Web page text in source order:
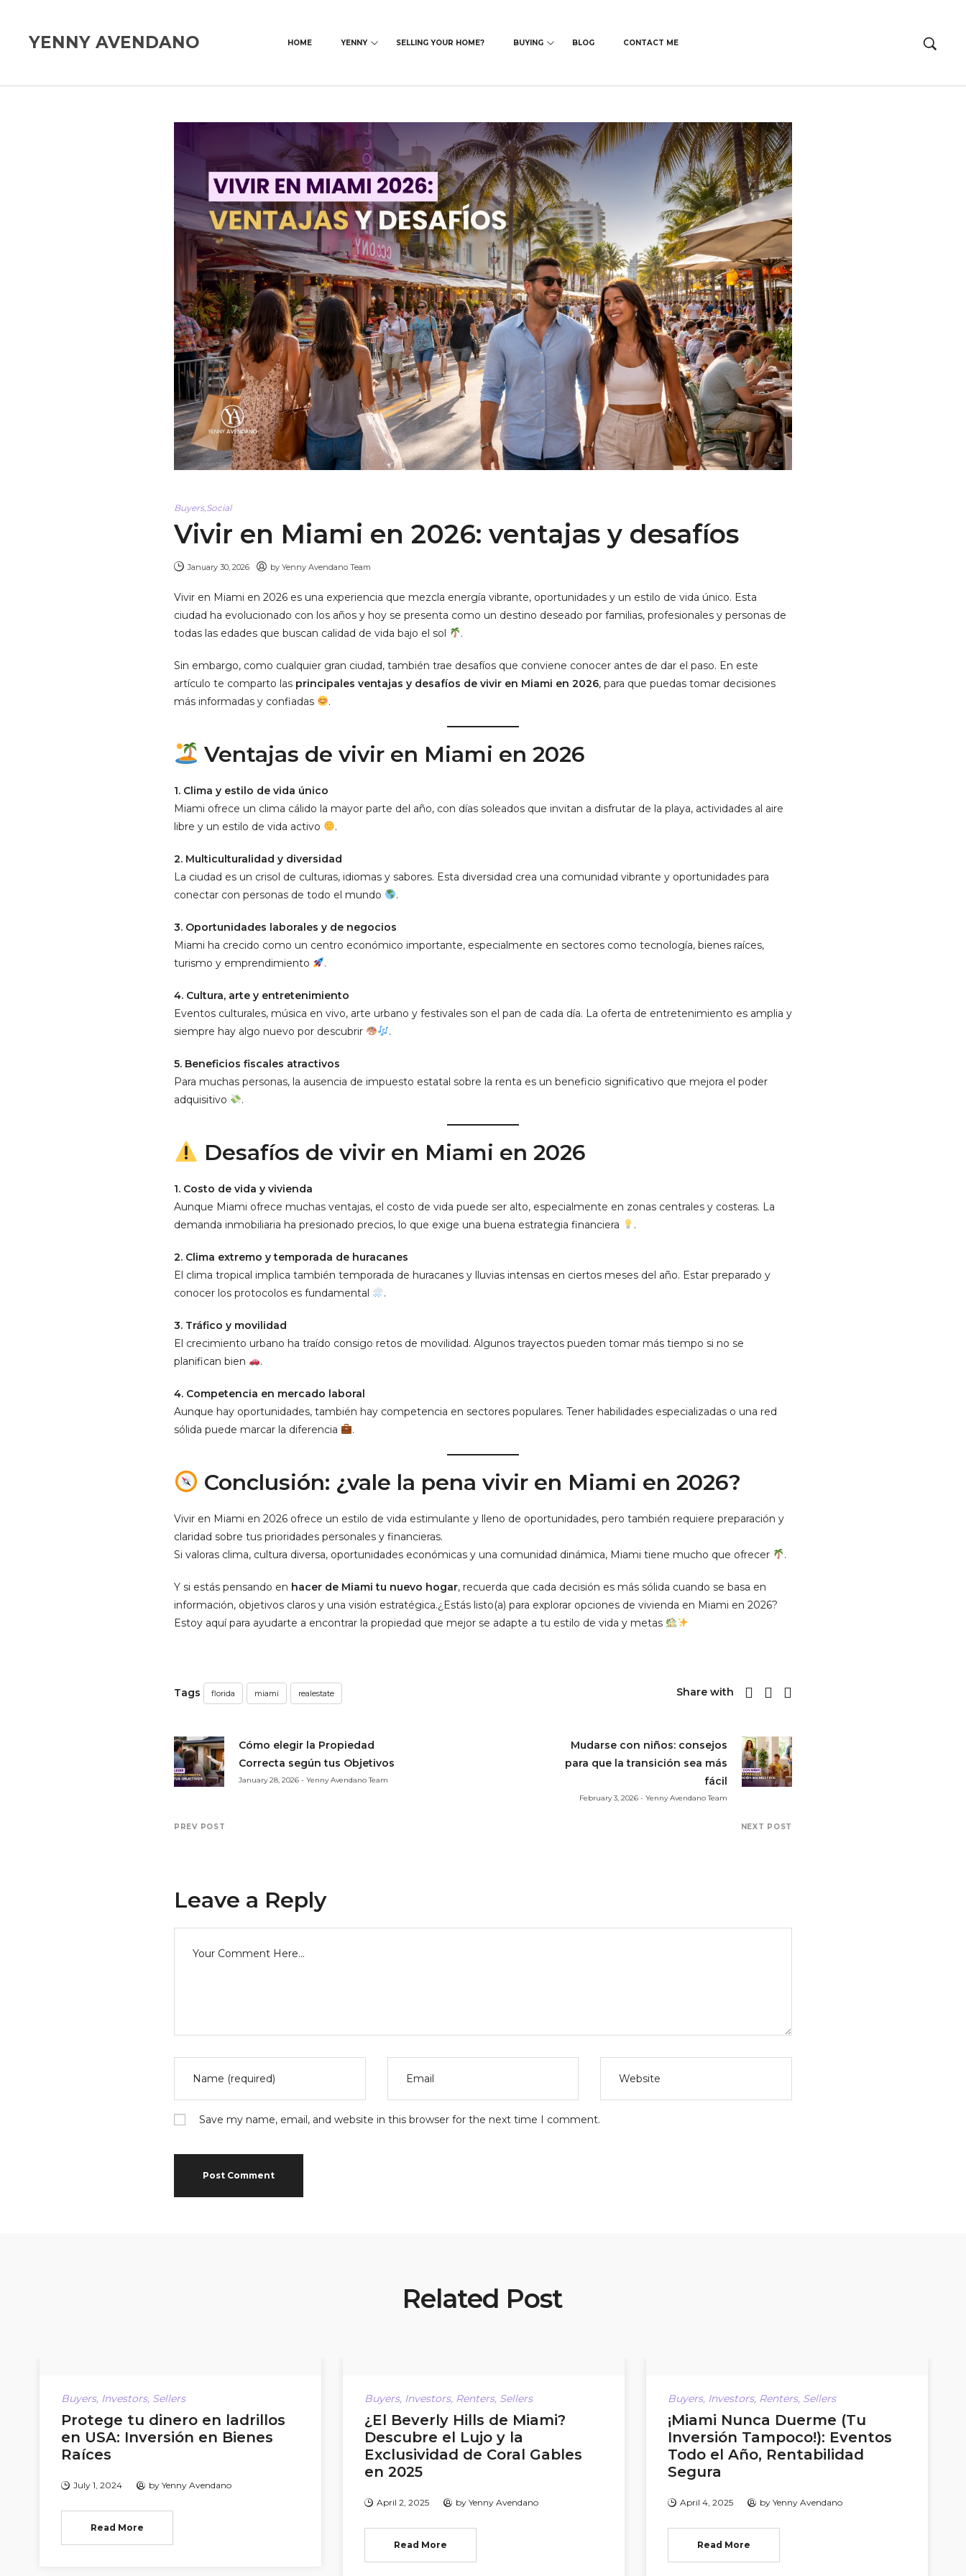
YENNY AVENDANO HOME YENNY SELLING YOUR HOME? BUYING BLOG CONTACT ME
Buyers, Social
Vivir en Miami en 2026: ventajas y desafíos
January 30, 2026 by Yenny Avendano Team
Vivir en Miami en 2026 es una experiencia que mezcla energía vibrante, oportunidades y un estilo de vida único. Esta
ciudad ha evolucionado con los años y hoy se presenta como un destino deseado por familias, profesionales y personas de
todas las edades que buscan calidad de vida bajo el sol
.
Sin embargo, como cualquier gran ciudad, también trae desafíos que conviene conocer antes de dar el paso. En este
artículo te comparto las principales ventajas y desafíos de vivir en Miami en 2026, para que puedas tomar decisiones
más informadas y confiadas
.
Ventajas de vivir en Miami en 2026
1. Clima y estilo de vida único
Miami ofrece un clima cálido la mayor parte del año, con días soleados que invitan a disfrutar de la playa, actividades al aire
libre y un estilo de vida activo
.
2. Multiculturalidad y diversidad
La ciudad es un crisol de culturas, idiomas y sabores. Esta diversidad crea una comunidad vibrante y oportunidades para
conectar con personas de todo el mundo
.
3. Oportunidades laborales y de negocios
Miami ha crecido como un centro económico importante, especialmente en sectores como tecnología, bienes raíces,
turismo y emprendimiento
.
4. Cultura, arte y entretenimiento
Eventos culturales, música en vivo, arte urbano y festivales son el pan de cada día. La oferta de entretenimiento es amplia y
siempre hay algo nuevo por descubrir
.
5. Beneficios fiscales atractivos
Para muchas personas, la ausencia de impuesto estatal sobre la renta es un beneficio significativo que mejora el poder
adquisitivo
.
Desafíos de vivir en Miami en 2026
1. Costo de vida y vivienda
Aunque Miami ofrece muchas ventajas, el costo de vida puede ser alto, especialmente en zonas centrales y costeras. La
demanda inmobiliaria ha presionado precios, lo que exige una buena estrategia financiera
.
2. Clima extremo y temporada de huracanes
El clima tropical implica también temporada de huracanes y lluvias intensas en ciertos meses del año. Estar preparado y
conocer los protocolos es fundamental
.
3. Tráfico y movilidad
El crecimiento urbano ha traído consigo retos de movilidad. Algunos trayectos pueden tomar más tiempo si no se
planifican bien
.
4. Competencia en mercado laboral
Aunque hay oportunidades, también hay competencia en sectores populares. Tener habilidades especializadas o una red
sólida puede marcar la diferencia
.
Conclusión: ¿vale la pena vivir en Miami en 2026?
Vivir en Miami en 2026 ofrece un estilo de vida estimulante y lleno de oportunidades, pero también requiere preparación y
claridad sobre tus prioridades personales y financieras.
Si valoras clima, cultura diversa, oportunidades económicas y una comunidad dinámica, Miami tiene mucho que ofrecer
.
Y si estás pensando en hacer de Miami tu nuevo hogar, recuerda que cada decisión es más sólida cuando se basa en
información, objetivos claros y una visión estratégica.¿Estás listo(a) para explorar opciones de vivienda en Miami en 2026?
Estoy aquí para ayudarte a encontrar la propiedad que mejor se adapte a tu estilo de vida y metas
Tags florida miami realestate Share with
PREV POST
Cómo elegir la Propiedad
Correcta según tus Objetivos
January 28, 2026 - Yenny Avendano Team
NEXT POST
Mudarse con niños: consejos
para que la transición sea más
fácil
February 3, 2026 - Yenny Avendano Team
Leave a Reply
Save my name, email, and website in this browser for the next time I comment.
Related Post
Buyers, Investors, Sellers
Protege tu dinero en ladrillos
en USA: Inversión en Bienes
Raíces
July 1, 2024 byYenny Avendano
Read More
Buyers, Investors, Renters, Sellers
¿El Beverly Hills de Miami?
Descubre el Lujo y la
Exclusividad de Coral Gables
en 2025
April 2, 2025 byYenny Avendano
Read More
Buyers, Investors, Renters, Sellers
¡Miami Nunca Duerme (Tu
Inversión Tampoco!): Eventos
Todo el Año, Rentabilidad
Segura
April 4, 2025 byYenny Avendano
Read More